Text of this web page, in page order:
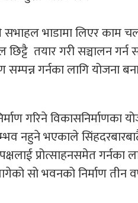
भाडामा लिएर काम
छिट्टै तयार गरी सञ्चालन
गर्नका लागि योजना
गरिने विकासनिर्माणका
नहुने भएकाले
प्रोत्साहनसमेत
सो भवनको निर्माण तीन